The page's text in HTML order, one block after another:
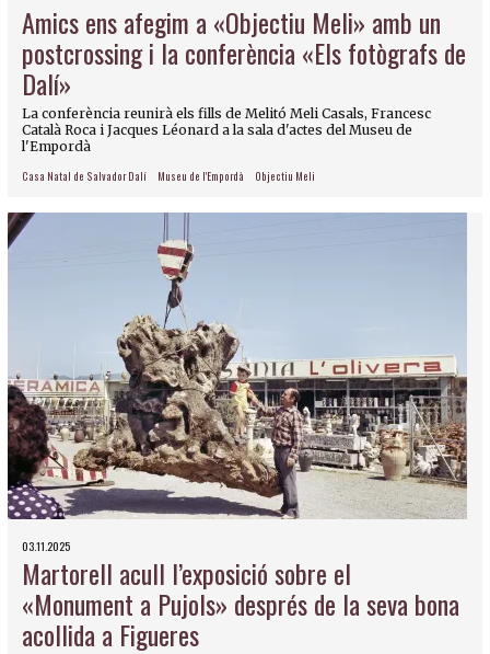
Amics ens afegim a «Objectiu Meli» amb un
postcrossing i la conferència «Els fotògrafs de
Dalí»
La conferència reunirà els fills de Melitó Meli Casals, Francesc
Català Roca i Jacques Léonard a la sala d'actes del Museu de
l'Empordà
Casa Natal de Salvador Dalí Museu de l'Empordà Objectiu Meli
03.11.2025
Martorell acull l’exposició sobre el
«Monument a Pujols» després de la seva bona
acollida a Figueres